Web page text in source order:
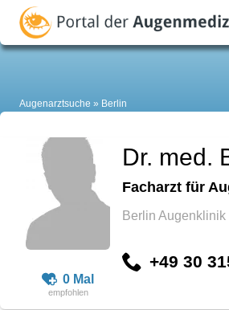
Augenarztsuche Berlin
0 Mal
Dr. med.
Facharzt für
Berlin Augenklinik
+49 30